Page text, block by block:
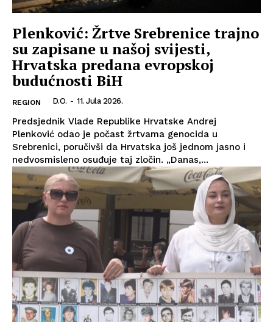
Plenković: Žrtve Srebrenice trajno
su zapisane u našoj svijesti,
Hrvatska predana evropskoj
budućnosti BiH
REGION D.O. - 11. Jula 2026.
Predsjednik Vlade Republike Hrvatske Andrej
Plenković odao je počast žrtvama genocida u
Srebrenici, poručivši da Hrvatska još jednom jasno i
nedvosmisleno osuđuje taj zločin. „Danas,...